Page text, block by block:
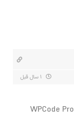
لینک افزونه قطعه کدهای سفارشی وردپرس WPCode Pro